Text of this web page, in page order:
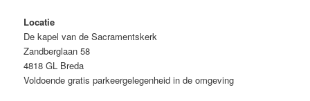
Locatie
De kapel van de Sacramentskerk
Zandberglaan 58
4818 GL Breda
Voldoende gratis parkeergelegenheid in de omgeving